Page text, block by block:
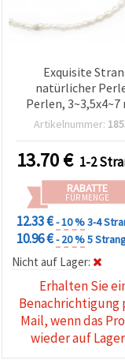
Exquisite
natürlicher
Perlen, 3~3,5x4~7
Loch 0,5 mm,
69~73 Stk –
Schmuckperlen
Basteln für
Artikelnummer:
13.70€ 1-2
RABATTE
FÜR MENGE
12.33 €- 10 %3-4
10.96 €- 20 %5
Nicht auf Lager:
Erhalten Sie
Benachrichtigung
Mail, wenn das
wieder auf